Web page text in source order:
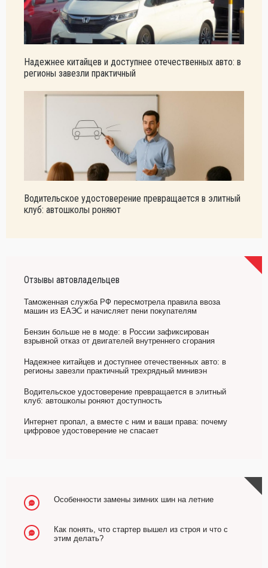
Надежнее китайцев и доступнее отечественных авто: в
регионы завезли практичный
Водительское удостоверение превращается в элитный
клуб: автошколы роняют
Отзывы автовладельцев
Таможенная служба РФ пересмотрела правила ввоза
машин из ЕАЭС и начисляет пени покупателям
Бензин больше не в моде: в России зафиксирован
взрывной отказ от двигателей внутреннего сгорания
Надежнее китайцев и доступнее отечественных авто: в
регионы завезли практичный трехрядный минивэн
Водительское удостоверение превращается в элитный
клуб: автошколы роняют доступность
Интернет пропал, а вместе с ним и ваши права: почему
цифровое удостоверение не спасает
Особенности замены зимних шин на летние
Как понять, что стартер вышел из строя и что с
этим делать?